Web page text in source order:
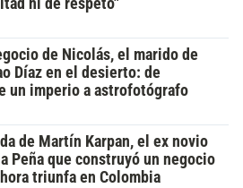
ni de respeto"
de Nicolás, el marido de
Díaz en el desierto: de
un imperio a astrofotógrafo
de Martín Karpan, el ex novio
Peña que construyó un negocio
triunfa en Colombia